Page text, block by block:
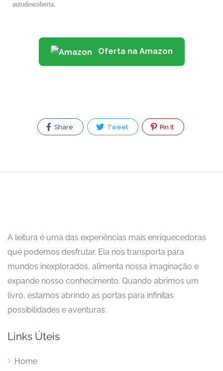
autodescoberta.
Oferta na Amazon
Share Tweet Pin It
A leitura é uma das experiências mais enriquecedoras
que podemos desfrutar. Ela nos transporta para
mundos inexplorados, alimenta nossa imaginação e
expande nosso conhecimento. Quando abrimos um
livro, estamos abrindo as portas para infinitas
possibilidades e aventuras.
Links Úteis
Home